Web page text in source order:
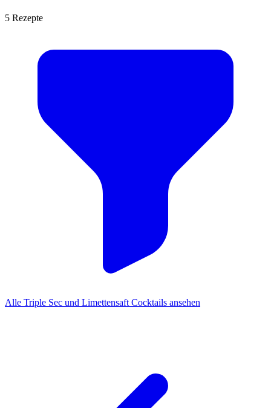
5 Rezepte
Alle Triple Sec und Limettensaft Cocktails ansehen